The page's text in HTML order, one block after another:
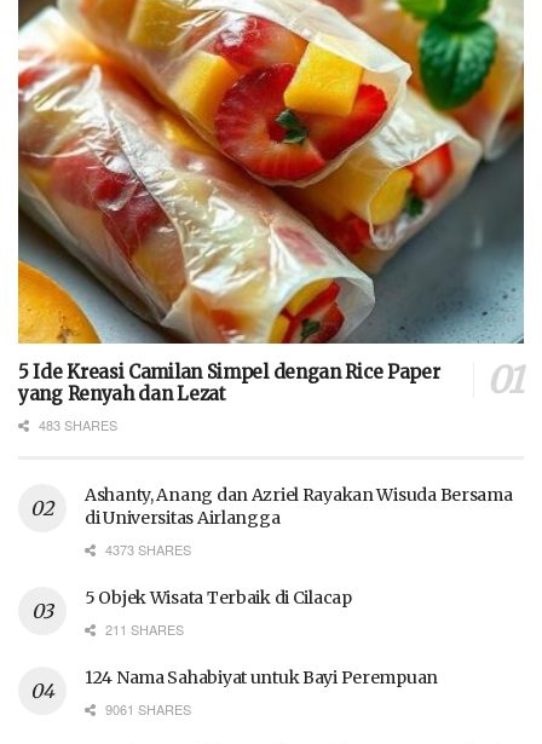
5 Ide Kreasi Camilan Simpel dengan Rice Paper
yang Renyah dan Lezat
483 SHARES
Ashanty, Anang dan Azriel Rayakan Wisuda Bersama
di Universitas Airlangga
4373 SHARES
5 Objek Wisata Terbaik di Cilacap
211 SHARES
124 Nama Sahabiyat untuk Bayi Perempuan
9061 SHARES